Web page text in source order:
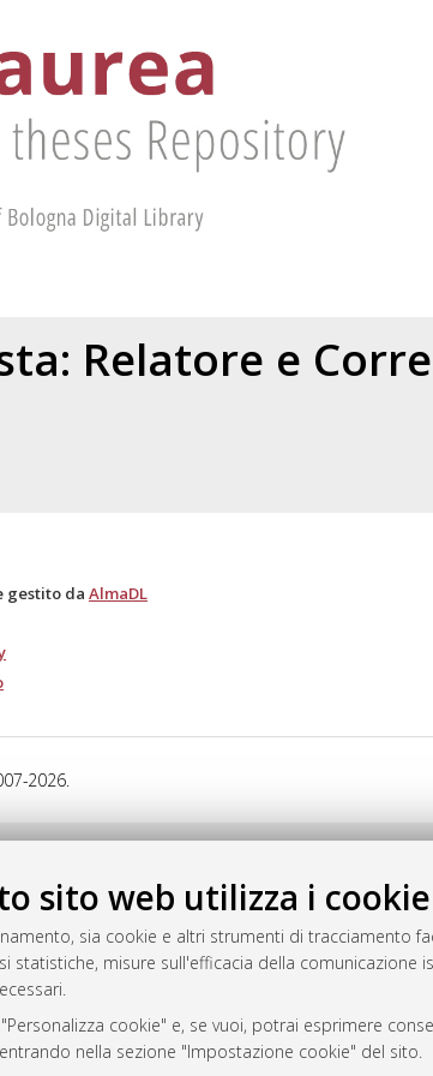
sito web utilizza i cookie
sia cookie e altri strumenti di tracciamento
misure sull'efficacia della
cookie" e, se vuoi, potrai esprimere
nella sezione "Impostazione cookie" del sito.
Relatore e
gestito da AlmaDL
2026.